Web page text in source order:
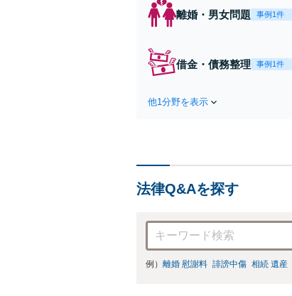
離婚・男女問題 事例1件
借金・債務整理 事例1件
他1分野を表示
法律Q&Aを探す
例） 離婚 慰謝料 誹謗中傷 相続 遺産